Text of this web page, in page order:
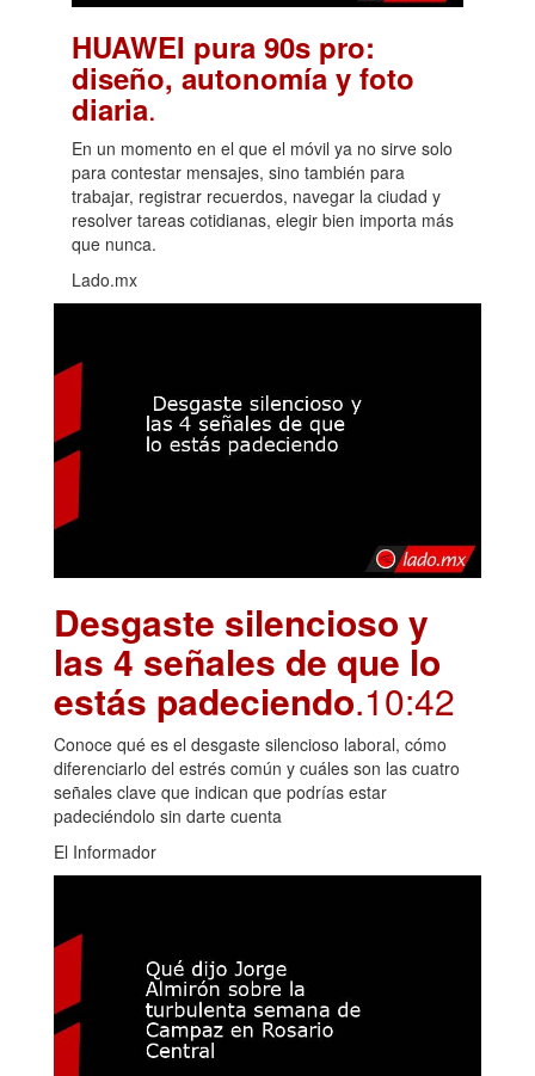
HUAWEI pura 90s pro:
diseño, autonomía y foto
diaria.
En un momento en el que el móvil ya no sirve solo
para contestar mensajes, sino también para
trabajar, registrar recuerdos, navegar la ciudad y
resolver tareas cotidianas, elegir bien importa más
que nunca.
Lado.mx
Desgaste silencioso y
las 4 señales de que lo
estás padeciendo.10:42
Conoce qué es el desgaste silencioso laboral, cómo
diferenciarlo del estrés común y cuáles son las cuatro
señales clave que indican que podrías estar
padeciéndolo sin darte cuenta
El Informador